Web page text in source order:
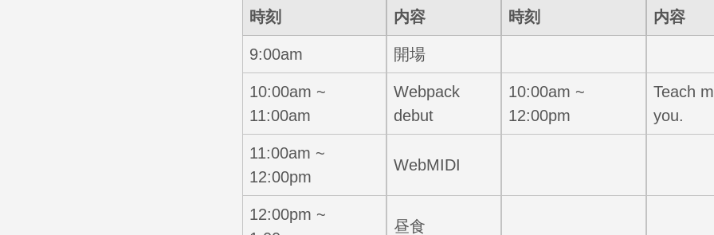
時刻 内容 時刻 内容
9:00am 開場
10:00am ~
11:00am
Webpack
debut
10:00am ~
12:00pm
Teach
you.
11:00am ~
12:00pm
WebMIDI
12:00pm ~
昼食